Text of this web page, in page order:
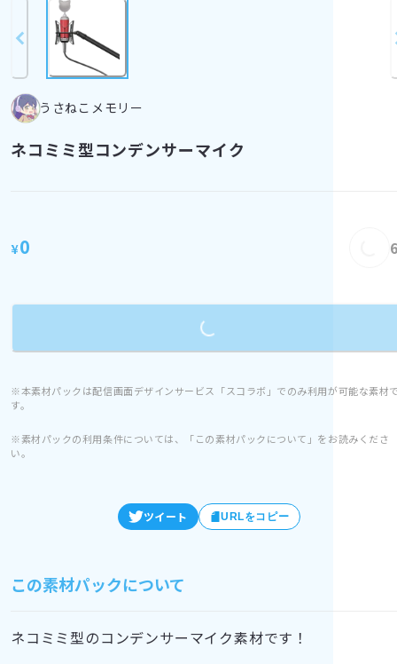
うさねこメモリー
ネコミミ型コンデンサーマイク
¥0
Loading...
※本素材パックは配信画面デザインサービス「スコラボ」でのみ利用が可能な素材
す。
※素材パックの利用条件については、「この素材パックについて」をお読みくださ
い。
ツイート URLをコピー
この素材パックについて
ネコミミ型のコンデンサーマイク素材です！